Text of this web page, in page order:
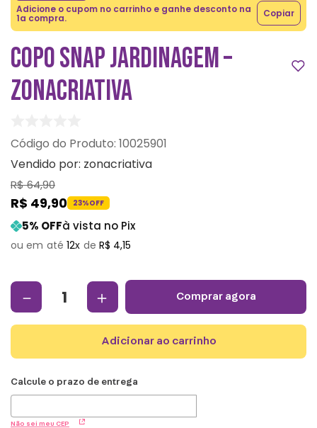
Adicione o cupom no carrinho e ganhe desconto na
1a compra. Copiar
COPO SNAP JARDINAGEM –
ZONACRIATIVA
: 10025901
Vendido por: zonacriativa
R$64,90
R$ 49,90 23%OFF
5% OFFà vista no Pix
12 R$ 4,15
＋
－ comprar agora
adicionar ao carrinho
Não sei meu CEP